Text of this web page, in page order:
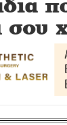
σου